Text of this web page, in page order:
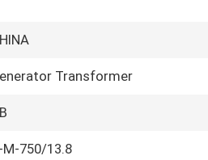
Transformer
M-750/13.8